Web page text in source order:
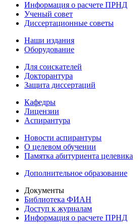
Информация о расчете ПРНД
Ученый совет
Диссертационные советы
Наши издания
Оборудование
Для соискателей
Докторантура
Защита диссертаций
Кафедры
Лицензии
Аспирантура
Новости аспирантуры
О целевом обучении
Памятка абитуриента целевика
Дополнительное образование
Документы
Библиотека ФИАН
Доступ к журналам
Информация о расчете ПРНД